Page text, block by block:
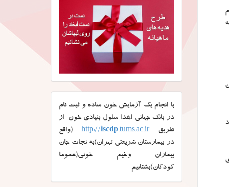
با انجام یک آزمایش خون ساده و ثبت نام
در بانک جهانی اهدا سلول بنیادی خون از
طریق
http://iscdp.tums.ac.ir
(واقع
در بیمارستان شریعتی تهران)به نجات جان
بیماران وخیم خونی(عموما
کودکان)بشتابیم